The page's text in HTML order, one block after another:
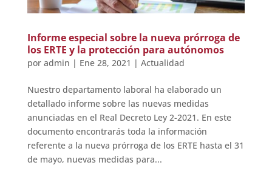
Informe especial sobre la nueva prórroga de
los ERTE y la protección para autónomos
por admin | Ene 28, 2021 | Actualidad
Nuestro departamento laboral ha elaborado un
detallado informe sobre las nuevas medidas
anunciadas en el Real Decreto Ley 2-2021. En este
documento encontrarás toda la información
referente a la nueva prórroga de los ERTE hasta el 31
de mayo, nuevas medidas para...